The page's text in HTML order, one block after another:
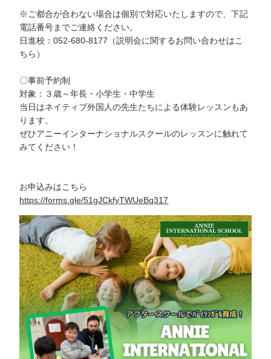
※ご都合が合わない場合は個別で対応いたしますので、下記
電話番号までご連絡ください。
日進校：052-680-8177（説明会に関するお問い合わせはこ
ちら）
〇事前予約制
対象：３歳～年長・小学生・中学生
当日はネイティブ外国人の先生たちによる体験レッスンもあ
ります。
ぜひアニーインターナショナルスクールのレッスンに触れて
みてください！
お申込みはこちら
https://forms.gle/51gJCkfyTWUeBq317